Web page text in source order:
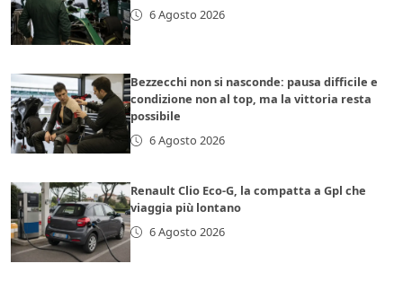
6 Agosto 2026
Bezzecchi non si nasconde: pausa difficile e
condizione non al top, ma la vittoria resta
possibile
6 Agosto 2026
Renault Clio Eco-G, la compatta a Gpl che
viaggia più lontano
6 Agosto 2026